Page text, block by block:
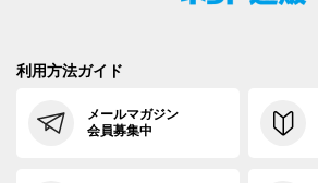
利用方法ガイド
メールマガジン
会員募集中